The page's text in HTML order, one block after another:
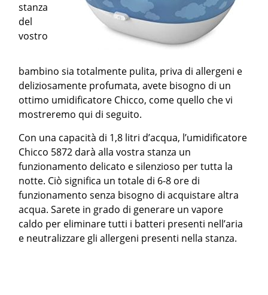
stanza
del
vostro
bambino sia totalmente pulita, priva di allergeni e
deliziosamente profumata, avete bisogno di un
ottimo umidificatore Chicco, come quello che vi
mostreremo qui di seguito.
Con una capacità di 1,8 litri d’acqua, l’umidificatore
Chicco 5872 darà alla vostra stanza un
funzionamento delicato e silenzioso per tutta la
notte. Ciò significa un totale di 6-8 ore di
funzionamento senza bisogno di acquistare altra
acqua. Sarete in grado di generare un vapore
caldo per eliminare tutti i batteri presenti nell’aria
e neutralizzare gli allergeni presenti nella stanza.